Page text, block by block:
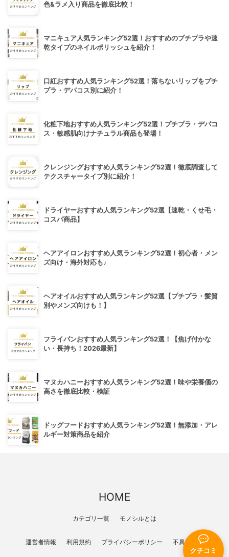
クチコミ
色&ラメ入り商品を徹底比較！
マニキュア人気ランキング52選！おすすめのプチプラや速
乾タイプのネイルポリッシュを紹介！
口紅おすすめ人気ランキング52選！落ちないリップをプチ
プラ・デパコス別に紹介！
化粧下地おすすめ人気ランキング52選！プチプラ・デパコ
ス・敏感肌向けナチュラル商品も登場！
クレンジングおすすめ人気ランキング52選！徹底調査して
テクスチャータイプ別に紹介！
ドライヤーおすすめ人気ランキング52選【速乾・くせ毛・
コスパ商品】
ヘアアイロンおすすめ人気ランキング52選！初心者・メン
ズ向け・海外対応も♪
ヘアオイルおすすめ人気ランキング52選【プチプラ・髪質
別やメンズ向けも！】
フライパンおすすめ人気ランキング52選！【焦げ付かな
い・長持ち！2026最新】
マヌカハニーおすすめ人気ランキング52選！味や栄養価の
高さを徹底比較・検証
ドッグフードおすすめ人気ランキング52選！無添加・アレ
ルギー対策商品を紹介
HOME
カテゴリ一覧 モノシルとは
運営者情報 利用規約 プライバシーポリシー 不具合報告